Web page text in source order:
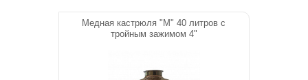
Медная кастрюля "М" 40 литров с
тройным зажимом 4"